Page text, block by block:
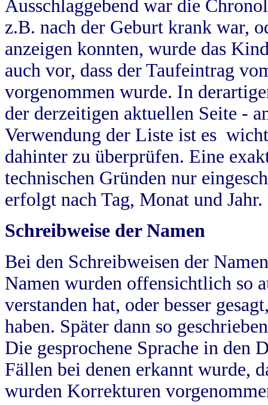
Ausschlaggebend war die
z.B. nach der Geburt krank war,
anzeigen konnten, wurde das
auch vor, dass der Taufeintrag
vorgenommen wurde. In
der derzeitigen aktuellen Seite -
Verwendung der Liste ist es
dahinter zu überprüfen. Eine
technischen Gründen nur
erfolgt nach Tag, Monat und Jahr.
Schreibweise der Namen
Bei den Schreibweisen der
Namen wurden offensichtlich so
verstanden hat, oder besser
haben. Später dann so
Die gesprochene Sprache in
Fällen bei denen erkannt wurde,
wurden Korrekturen